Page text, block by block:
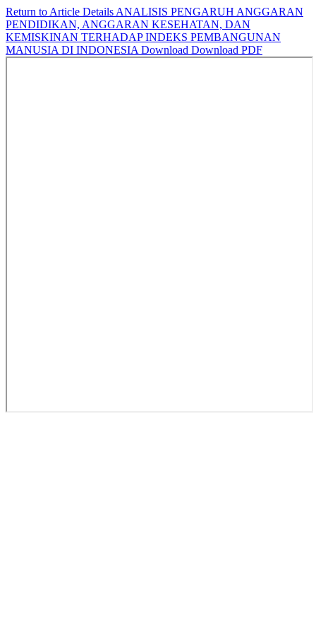
Return to Article Details ANALISIS PENGARUH ANGGARAN
PENDIDIKAN, ANGGARAN KESEHATAN, DAN
KEMISKINAN TERHADAP INDEKS PEMBANGUNAN
MANUSIA DI INDONESIA Download Download PDF